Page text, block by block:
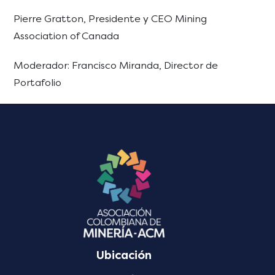
Pierre Gratton, Presidente y CEO Mining
Association of Canada
Moderador: Francisco Miranda, Director de
Portafolio
Ubicación